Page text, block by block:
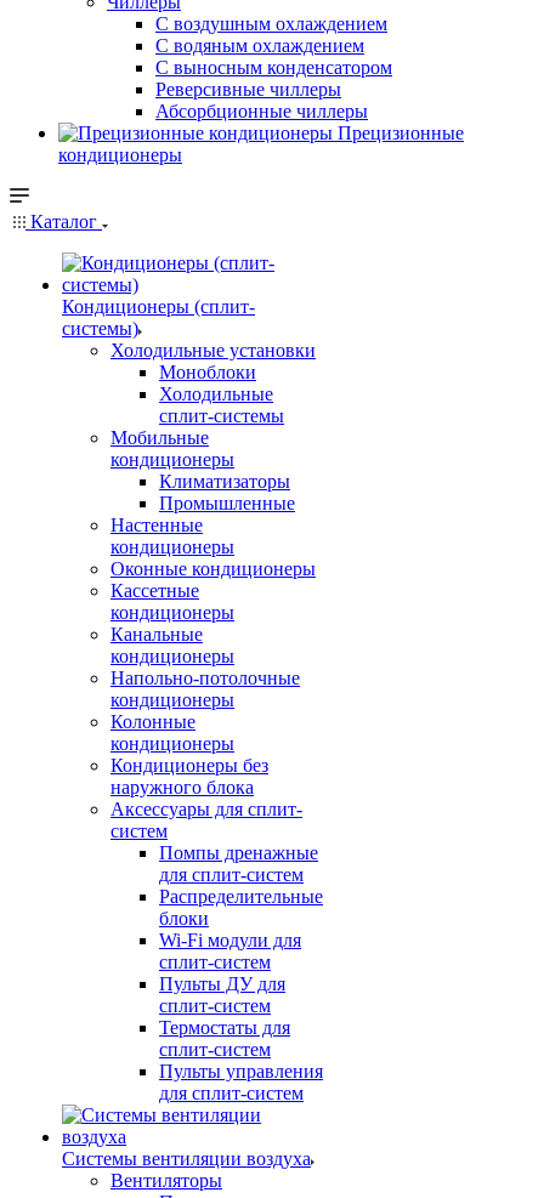
С воздушным охлаждением
С водяным охлаждением
С выносным конденсатором
Реверсивные чиллеры
Абсорбционные чиллеры
Прецизионные
кондиционеры
Каталог
Кондиционеры (сплит-
системы)
Холодильные установки
Моноблоки
Холодильные
сплит-системы
Мобильные
кондиционеры
Климатизаторы
Промышленные
Настенные
кондиционеры
Оконные кондиционеры
Кассетные
кондиционеры
Канальные
кондиционеры
Напольно-потолочные
кондиционеры
Колонные
кондиционеры
Кондиционеры без
наружного блока
Аксессуары для сплит-
систем
Помпы дренажные
для сплит-систем
Распределительные
блоки
Wi-Fi модули для
сплит-систем
Пульты ДУ для
сплит-систем
Термостаты для
сплит-систем
Пульты управления
для сплит-систем
Системы вентиляции воздуха
Вентиляторы